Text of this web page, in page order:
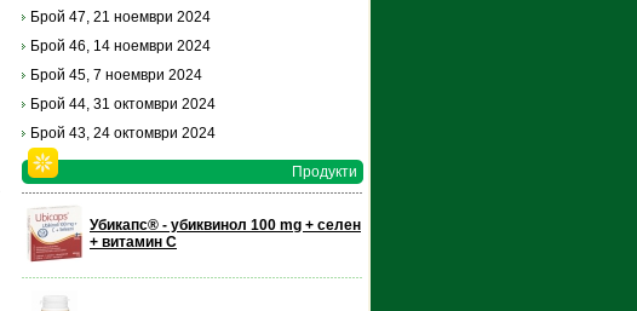
Брой 47, 21 ноември 2024
Брой 46, 14 ноември 2024
Брой 45, 7 ноември 2024
Брой 44, 31 октомври 2024
Брой 43, 24 октомври 2024
Продукти
Убикапс® - убиквинол 100 mg + селен
+ витамин С